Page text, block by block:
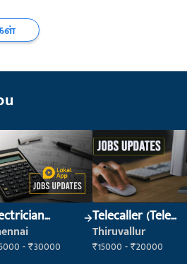
- ₹30000
Telecaller (Tele
Sales)
Thiruvallur
₹15000 - ₹20000